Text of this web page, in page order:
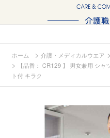
ホーム > 介護・メディカルウエア >
>
【品番： CR129 】 男女兼用 シ
ト付 キラク